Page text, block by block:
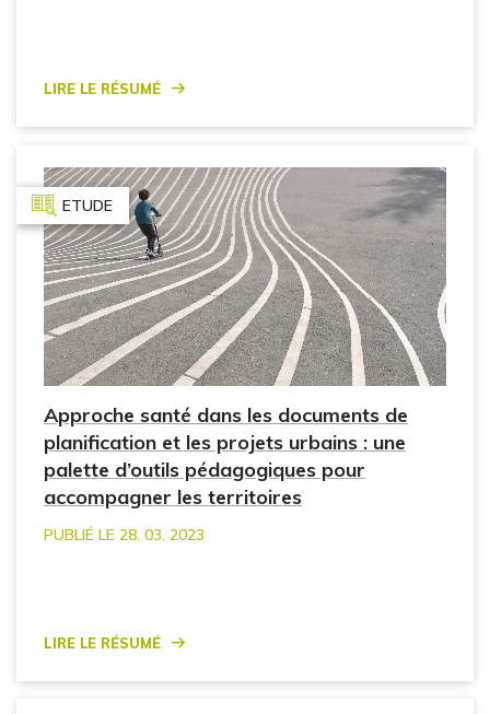
Lire le résumé
ETUDE
Approche santé dans les documents de
planification et les projets urbains : une
palette d’outils pédagogiques pour
accompagner les territoires
PUBLIÉ LE 28. 03. 2023
Lire le résumé